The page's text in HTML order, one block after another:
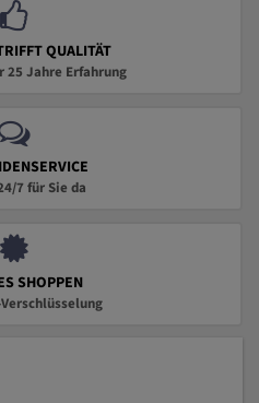
QUALITÄT
25 Jahre Erfahrung
7 für Sie da
SHOPPEN